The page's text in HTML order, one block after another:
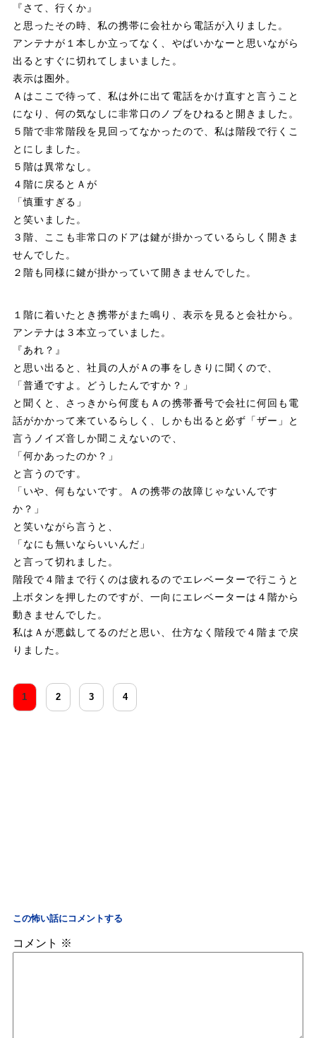
『さて、行くか』
と思ったその時、私の携帯に会社から電話が入りました。
アンテナが１本しか立ってなく、やばいかなーと思いながら
出るとすぐに切れてしまいました。
表示は圏外。
Ａはここで待って、私は外に出て電話をかけ直すと言うこと
になり、何の気なしに非常口のノブをひねると開きました。
５階で非常階段を見回ってなかったので、私は階段で行くこ
とにしました。
５階は異常なし。
４階に戻るとＡが
「慎重すぎる」
と笑いました。
３階、ここも非常口のドアは鍵が掛かっているらしく開きま
せんでした。
２階も同様に鍵が掛かっていて開きませんでした。
１階に着いたとき携帯がまた鳴り、表示を見ると会社から。
アンテナは３本立っていました。
『あれ？』
と思い出ると、社員の人がＡの事をしきりに聞くので、
「普通ですよ。どうしたんですか？」
と聞くと、さっきから何度もＡの携帯番号で会社に何回も電
話がかかって来ているらしく、しかも出ると必ず「ザー」と
言うノイズ音しか聞こえないので、
「何かあったのか？」
と言うのです。
「いや、何もないです。Ａの携帯の故障じゃないんです
か？」
と笑いながら言うと、
「なにも無いならいいんだ」
と言って切れました。
階段で４階まで行くのは疲れるのでエレベーターで行こうと
上ボタンを押したのですが、一向にエレベーターは４階から
動きませんでした。
私はＡが悪戯してるのだと思い、仕方なく階段で４階まで戻
りました。
1 2 3 4
この怖い話にコメントする
コメント ※